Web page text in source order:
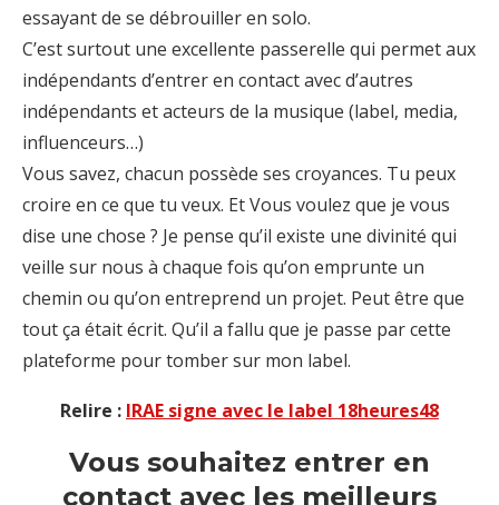
essayant de se débrouiller en solo.
C’est surtout une excellente passerelle qui permet aux
indépendants d’entrer en contact avec d’autres
indépendants et acteurs de la musique (label, media,
influenceurs…)
Vous savez, chacun possède ses croyances. Tu peux
croire en ce que tu veux. Et Vous voulez que je vous
dise une chose ? Je pense qu’il existe une divinité qui
veille sur nous à chaque fois qu’on emprunte un
chemin ou qu’on entreprend un projet. Peut être que
tout ça était écrit. Qu’il a fallu que je passe par cette
plateforme pour tomber sur mon label.
Relire : IRAE signe avec le label 18heures48
Vous souhaitez entrer en
contact avec les meilleurs